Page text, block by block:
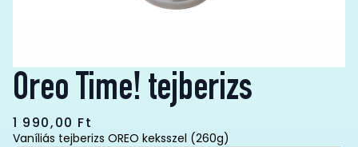
Oreo Time! tejberizs
1 990,00 Ft
Vaníliás tejberizs OREO keksszel (260g)